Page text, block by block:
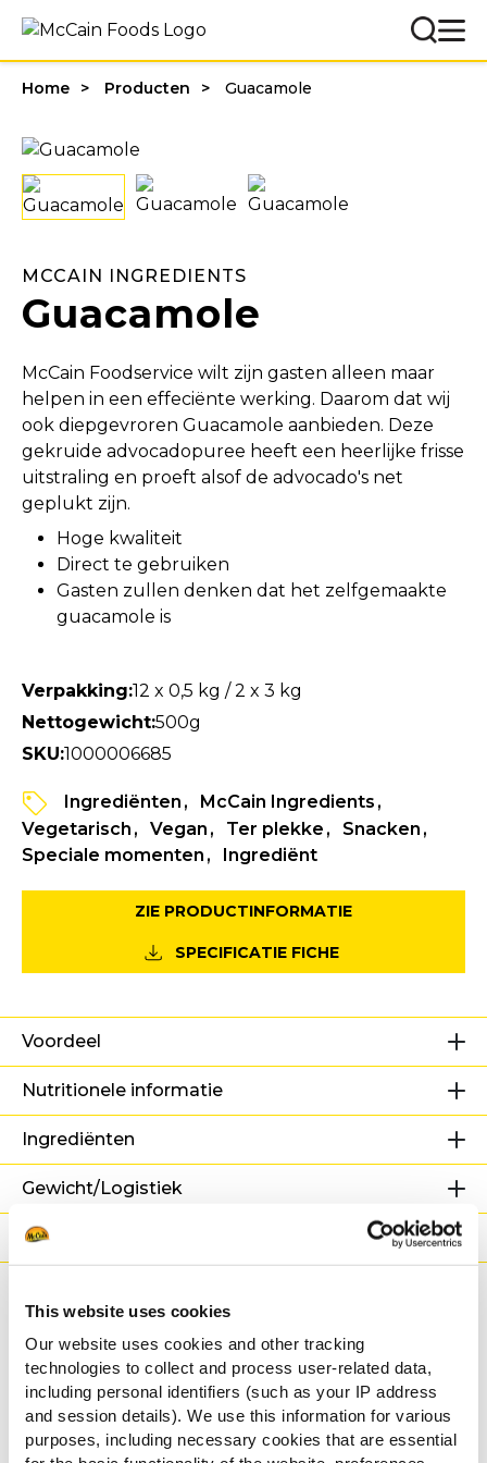
This website uses cookies
Our website uses cookies and other tracking
technologies to collect and process user-related data,
including personal identifiers (such as your IP address
and session details). We use this information for various
purposes, including necessary cookies that are essential
Home Producten Guacamole
MCCAIN INGREDIENTS
Guacamole
McCain Foodservice wilt zijn gasten alleen maar
helpen in een effeciënte werking. Daarom dat wij
ook diepgevroren Guacamole aanbieden. Deze
gekruide advocadopuree heeft een heerlijke frisse
uitstraling en proeft alsof de advocado's net
geplukt zijn.
Hoge kwaliteit
Direct te gebruiken
Gasten zullen denken dat het zelfgemaakte
guacamole is
Verpakking:12 x 0,5 kg / 2 x 3 kg
Nettogewicht:500g
SKU:1000006685
Ingrediënten
McCain Ingredients
Vegetarisch
Vegan Ter plekke
Snacken
Speciale momenten
Ingrediënt
ZIE PRODUCTINFORMATIE
SPECIFICATIE FICHE
Voordeel
Nutritionele informatie
Ingrediënten
Gewicht/Logistiek
Bereidingswijzen
Gerelateerde
recepten